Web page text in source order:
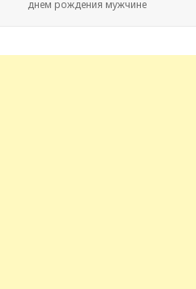
днем рождения мужчине